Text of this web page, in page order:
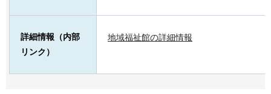
詳細情報（内部
リンク）
地域福祉館の詳細情報